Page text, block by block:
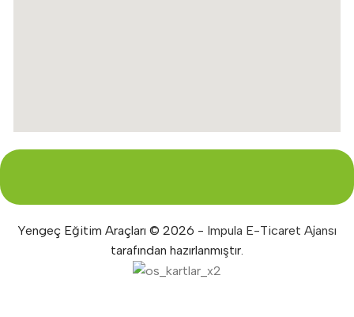
Yengeç Eğitim Araçları © 2026 - Impula E-Ticaret Ajansı
tarafından hazırlanmıştır.